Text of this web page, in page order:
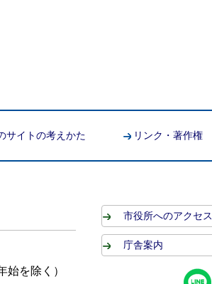
サイトの考えかた リンク・著作権
を除く）
市役所へのアクセス
庁舎案内